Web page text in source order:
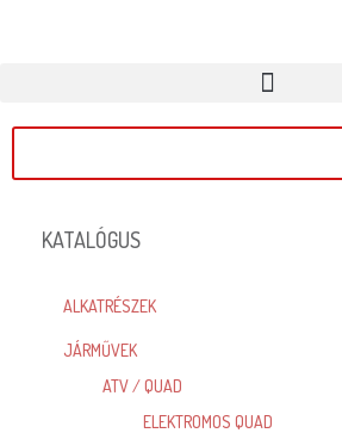
KATALÓGUS
ALKATRÉSZEK
JÁRMŰVEK
ATV / QUAD
ELEKTROMOS QUAD